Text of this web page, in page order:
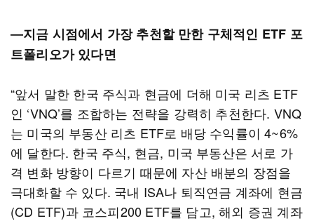
―지금 시점에서 가장 추천할 만한 구체적인 ETF 포
트폴리오가 있다면
“앞서 말한 한국 주식과 현금에 더해 미국 리츠 ETF
인 ‘VNQ’를 조합하는 전략을 강력히 추천한다. VNQ
는 미국의 부동산 리츠 ETF로 배당 수익률이 4~6%
에 달한다. 한국 주식, 현금, 미국 부동산은 서로 가
격 변화 방향이 다르기 때문에 자산 배분의 장점을
극대화할 수 있다. 국내 ISA나 퇴직연금 계좌에 현금
(CD ETF)과 코스피200 ETF를 담고, 해외 증권 계좌